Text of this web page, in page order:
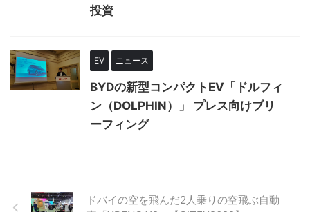
投資
EV ニュース
BYDの新型コンパクトEV「ドルフィ
ン（DOLPHIN）」 プレス向けブリ
ーフィング
ドバイの空を飛んだ2人乗りの空飛ぶ自動